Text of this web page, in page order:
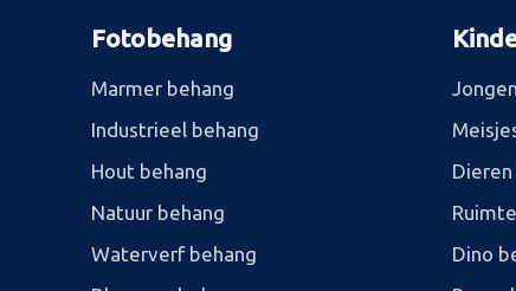
Fotobehang
Marmer behang
Industrieel behang
Hout behang
Natuur behang
Waterverf behang
Dino